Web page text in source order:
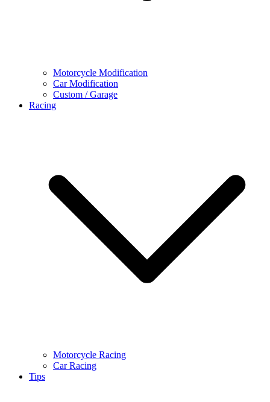
Motorcycle Modification
Car Modification
Custom / Garage
Racing
Motorcycle Racing
Car Racing
Tips